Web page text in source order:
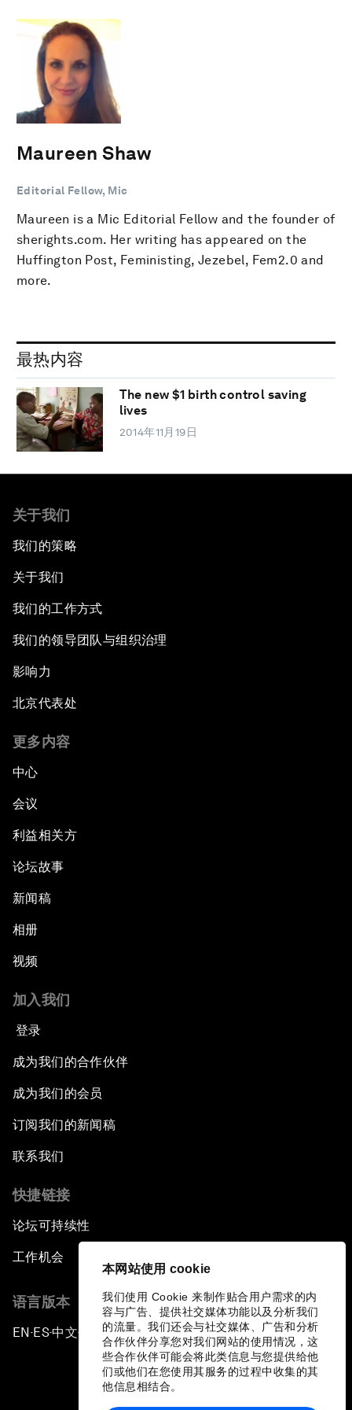
本网站使用 cookie
我们使用 Cookie 来制作贴合用户需求的内
容与广告、提供社交媒体功能以及分析我们
的流量。我们还会与社交媒体、广告和分析
合作伙伴分享您对我们网站的使用情况，这
些合作伙伴可能会将此类信息与您提供给他
们或他们在您使用其服务的过程中收集的其
他信息相结合。
Maureen Shaw
Editorial Fellow, Mic
Maureen is a Mic Editorial Fellow and the founder of
sherights.com. Her writing has appeared on the
Huffington Post, Feministing, Jezebel, Fem2.0 and
more.
最热内容
The new $1 birth control saving
lives
2014年11月19日
关于我们
我们的策略
关于我们
我们的工作方式
我们的领导团队与组织治理
影响力
北京代表处
更多内容
中心
会议
利益相关方
论坛故事
新闻稿
相册
视频
加入我们
登录
成为我们的合作伙伴
成为我们的会员
订阅我们的新闻稿
联系我们
快捷链接
论坛可持续性
工作机会
语言版本
EN ▪ES▪中文▪ 日本語